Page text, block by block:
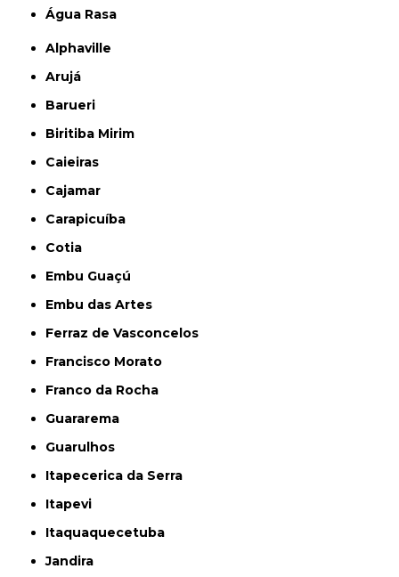
Água Rasa
Alphaville
Arujá
Barueri
Biritiba Mirim
Caieiras
Cajamar
Carapicuíba
Cotia
Embu Guaçú
Embu das Artes
Ferraz de Vasconcelos
Francisco Morato
Franco da Rocha
Guararema
Guarulhos
Itapecerica da Serra
Itapevi
Itaquaquecetuba
Jandira